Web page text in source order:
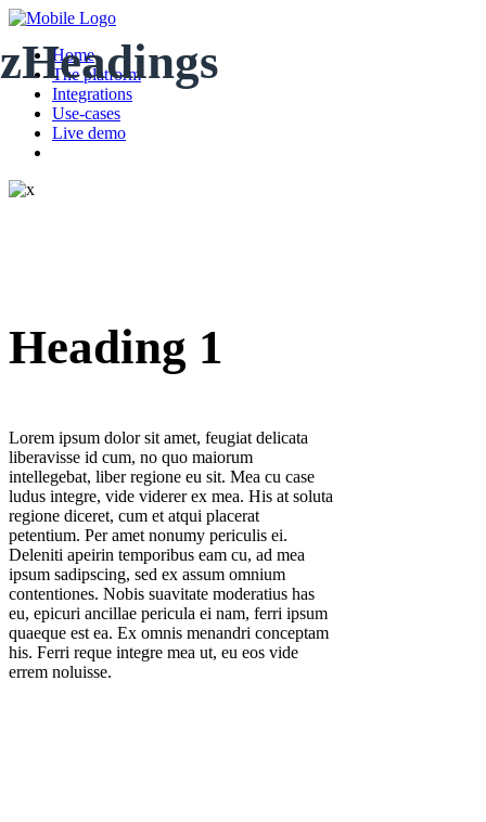
Home
The platform
Integrations
Use-cases
Live demo
zHeadings
Heading 1
Lorem ipsum dolor sit amet, feugiat delicata
liberavisse id cum, no quo maiorum
intellegebat, liber regione eu sit. Mea cu case
ludus integre, vide viderer ex mea. His at soluta
regione diceret, cum et atqui placerat
petentium. Per amet nonumy periculis ei.
Deleniti apeirin temporibus eam cu, ad mea
ipsum sadipscing, sed ex assum omnium
contentiones. Nobis suavitate moderatius has
eu, epicuri ancillae pericula ei nam, ferri ipsum
quaeque est ea. Ex omnis menandri conceptam
his. Ferri reque integre mea ut, eu eos vide
errem noluisse.